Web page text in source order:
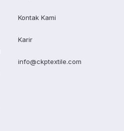
Kontak Kami
Karir
info@ckptextile.com